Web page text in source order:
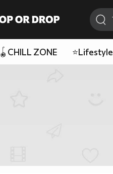
🪀CHILL ZONE ⭐Lifestyle